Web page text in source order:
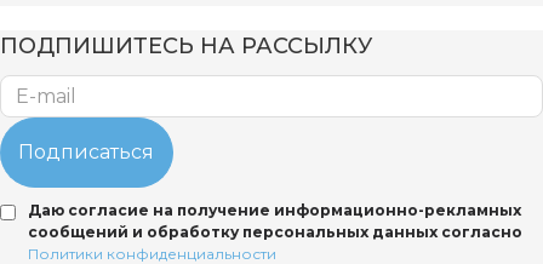
ПОДПИШИТЕСЬ НА РАССЫЛКУ
Подписаться
Даю согласие на получение информационно-рекламных
сообщений и обработку персональных данных согласно
Политики конфиденциальности